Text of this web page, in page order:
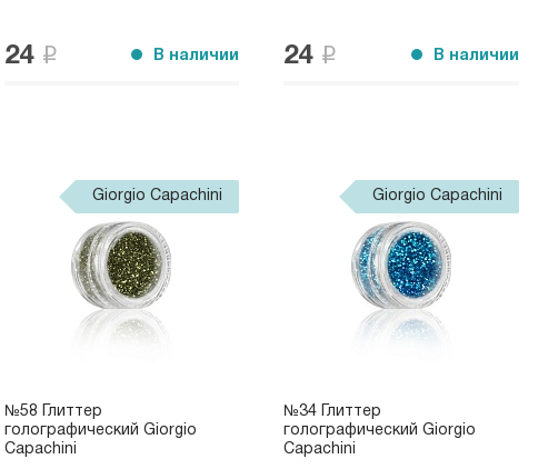
24 В наличии 24 В наличии
Giorgio Capachini
№58 Глиттер
голографический Giorgio
Capachini
Giorgio Capachini
№34 Глиттер
голографический Giorgio
Capachini